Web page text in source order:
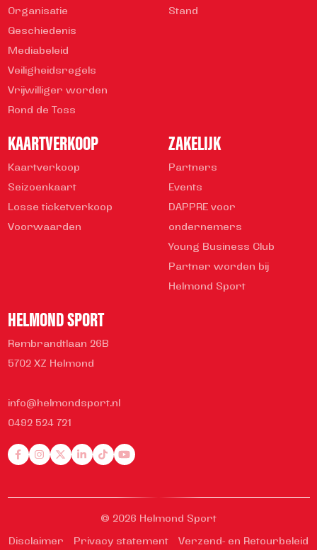
Organisatie
Geschiedenis
Mediabeleid
Veiligheidsregels
Vrijwilliger worden
Rond de Toss
Stand
KAARTVERKOOP
Kaartverkoop
Seizoenkaart
Losse ticketverkoop
Voorwaarden
ZAKELIJK
Partners
Events
DAPPRE voor
ondernemers
Young Business Club
Partner worden bij
Helmond Sport
HELMOND SPORT
Rembrandtlaan 26B
5702 XZ Helmond
info@helmondsport.nl
0492 524 721
© 2026 Helmond Sport
Disclaimer Privacy statement Verzend- en Retourbeleid